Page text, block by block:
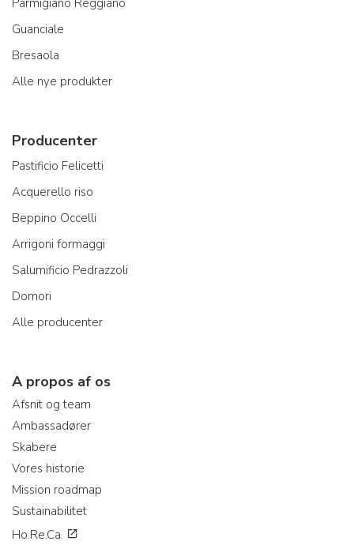
Guanciale
Bresaola
Alle nye produkter
Producenter
Pastificio Felicetti
Acquerello riso
Beppino Occelli
Arrigoni formaggi
Salumificio Pedrazzoli
Domori
Alle producenter
A propos af os
Afsnit og team
Ambassadører
Skabere
Vores historie
Mission roadmap
Sustainabilitet
Ho.Re.Ca.